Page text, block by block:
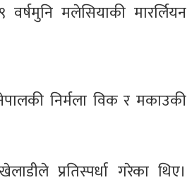
मलेसियाकी मारर्लियन
निर्मला विक र मकाउकी
प्रतिस्पर्धा गरेका थिए।